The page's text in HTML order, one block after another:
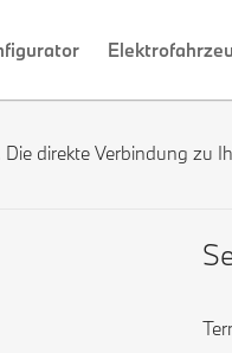
direkte Verbindung zu